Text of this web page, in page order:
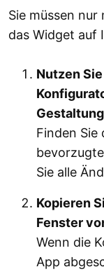
Sie müssen
das Widget auf
Nutzen
Finden Sie
Sie alle
Kopieren
Fenster
Wenn die
App